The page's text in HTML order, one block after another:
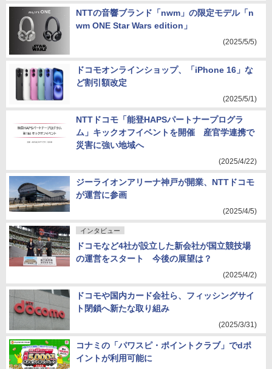
NTTの音響ブランド「nwm」の限定モデル「n
wm ONE Star Wars edition」
(2025/5/5)
ドコモオンラインショップ、「iPhone 16」な
ど割引額改定
(2025/5/1)
NTTドコモ「能登HAPSパートナープログラ
ム」キックオフイベントを開催 産官学連携で
災害に強い地域へ
(2025/4/22)
ジーライオンアリーナ神戸が開業、NTTドコモ
が運営に参画
(2025/4/5)
インタビュー
ドコモなど4社が設立した新会社が国立競技場
の運営をスタート 今後の展望は？
(2025/4/2)
ドコモや国内カード会社ら、フィッシングサイ
ト閉鎖へ新たな取り組み
(2025/3/31)
コナミの「パワスピ・ポイントクラブ」でdポ
イントが利用可能に